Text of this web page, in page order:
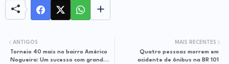
MAIS RECENTES
Quatro pessoas morrem em
acidente de ônibus na BR 101
ANTIGOS
Torneio 40 mais no bairro Américo
Nogueira: Um sucesso com grande